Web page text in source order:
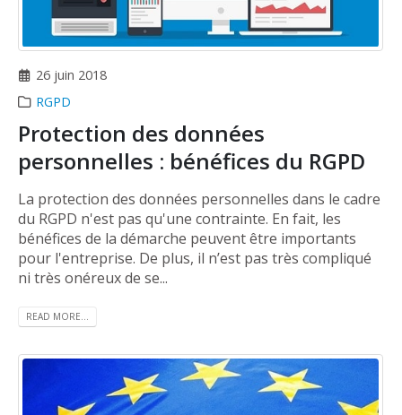
26 juin 2018
RGPD
Protection des données
personnelles : bénéfices du RGPD
La protection des données personnelles dans le cadre
du RGPD n'est pas qu'une contrainte. En fait, les
bénéfices de la démarche peuvent être importants
pour l'entreprise. De plus, il n’est pas très compliqué
ni très onéreux de se...
READ MORE...